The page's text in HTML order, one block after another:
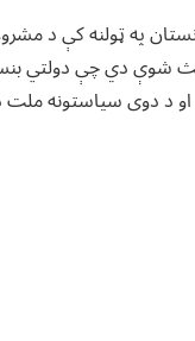
په ټولنه کې د
شوې دي چې دولتي
او د دوی سیاستونه